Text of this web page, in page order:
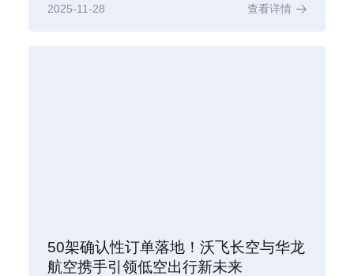
2025-11-28 查看详情
50架确认性订单落地！沃飞长空与华龙
航空携手引领低空出行新未来